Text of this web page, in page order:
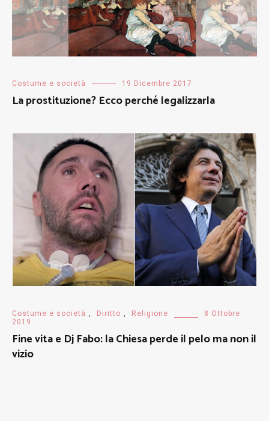
Costume e società 19 Dicembre 2017
La prostituzione? Ecco perché legalizzarla
Costume e società Diritto Religione
8 Ottobre
2019
Fine vita e Dj Fabo: la Chiesa perde il pelo ma non il
vizio